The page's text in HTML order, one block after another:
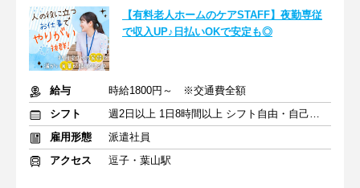
【有料老人ホームのケアSTAFF】夜勤専従
で収入UP♪日払いOKで安定も◎
給与
時給1800円～ ※交通費全額
シフト
週2日以上 1日8時間以上 シフト自由・自己申告
雇用形態
派遣社員
アクセス
逗子・葉山駅